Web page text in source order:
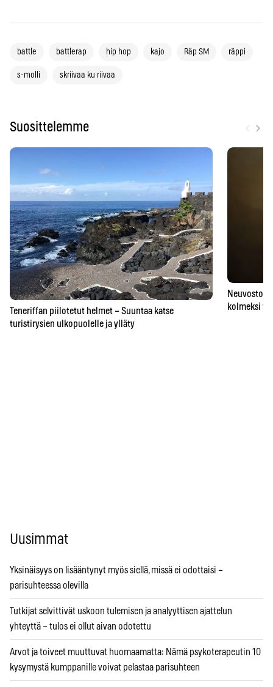
battle battlerap hip hop kajo Räp SM räppi
s-molli skriivaa ku riivaa
Suosittelemme ›
Teneriffan piilotetut helmet – Suuntaa katse
turistirysien ulkopuolelle ja ylläty
kolmeksi
Uusimmat
Yksinäisyys on lisääntynyt myös siellä, missä ei odottaisi –
parisuhteessa olevilla
Tutkijat selvittivät uskoon tulemisen ja analyyttisen ajattelun
yhteyttä – tulos ei ollut aivan odotettu
Arvot ja toiveet muuttuvat huomaamatta: Nämä psykoterapeutin 10
kysymystä kumppanille voivat pelastaa parisuhteen